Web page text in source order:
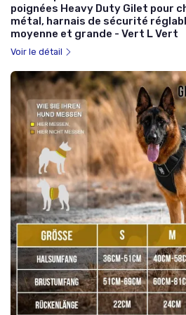
poignées Heavy Duty Gilet pour
métal, harnais de sécurité
moyenne et grande - Vert L Vert
Voir le détail